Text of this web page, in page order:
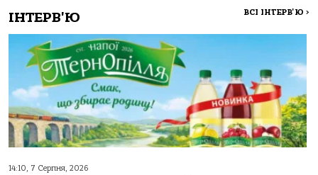
ІНТЕРВ'Ю ВСІ ІНТЕРВ'Ю >
14:10, 7 Серпня, 2026